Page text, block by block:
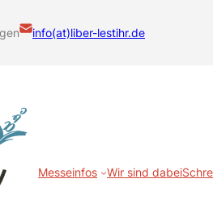
info(at)liber-lestihr.de
Messeinfos Wir sind dabei